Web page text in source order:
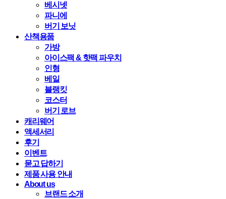
베시넷
파니에
버기 보닛
산책용품
가방
아이스팩 & 핫팩 파우치
인형
베일
블랭킷
코스터
버기 로브
캐리웨어
액세서리
후기
이벤트
묻고 답하기
제품 사용 안내
About us
브랜드 소개